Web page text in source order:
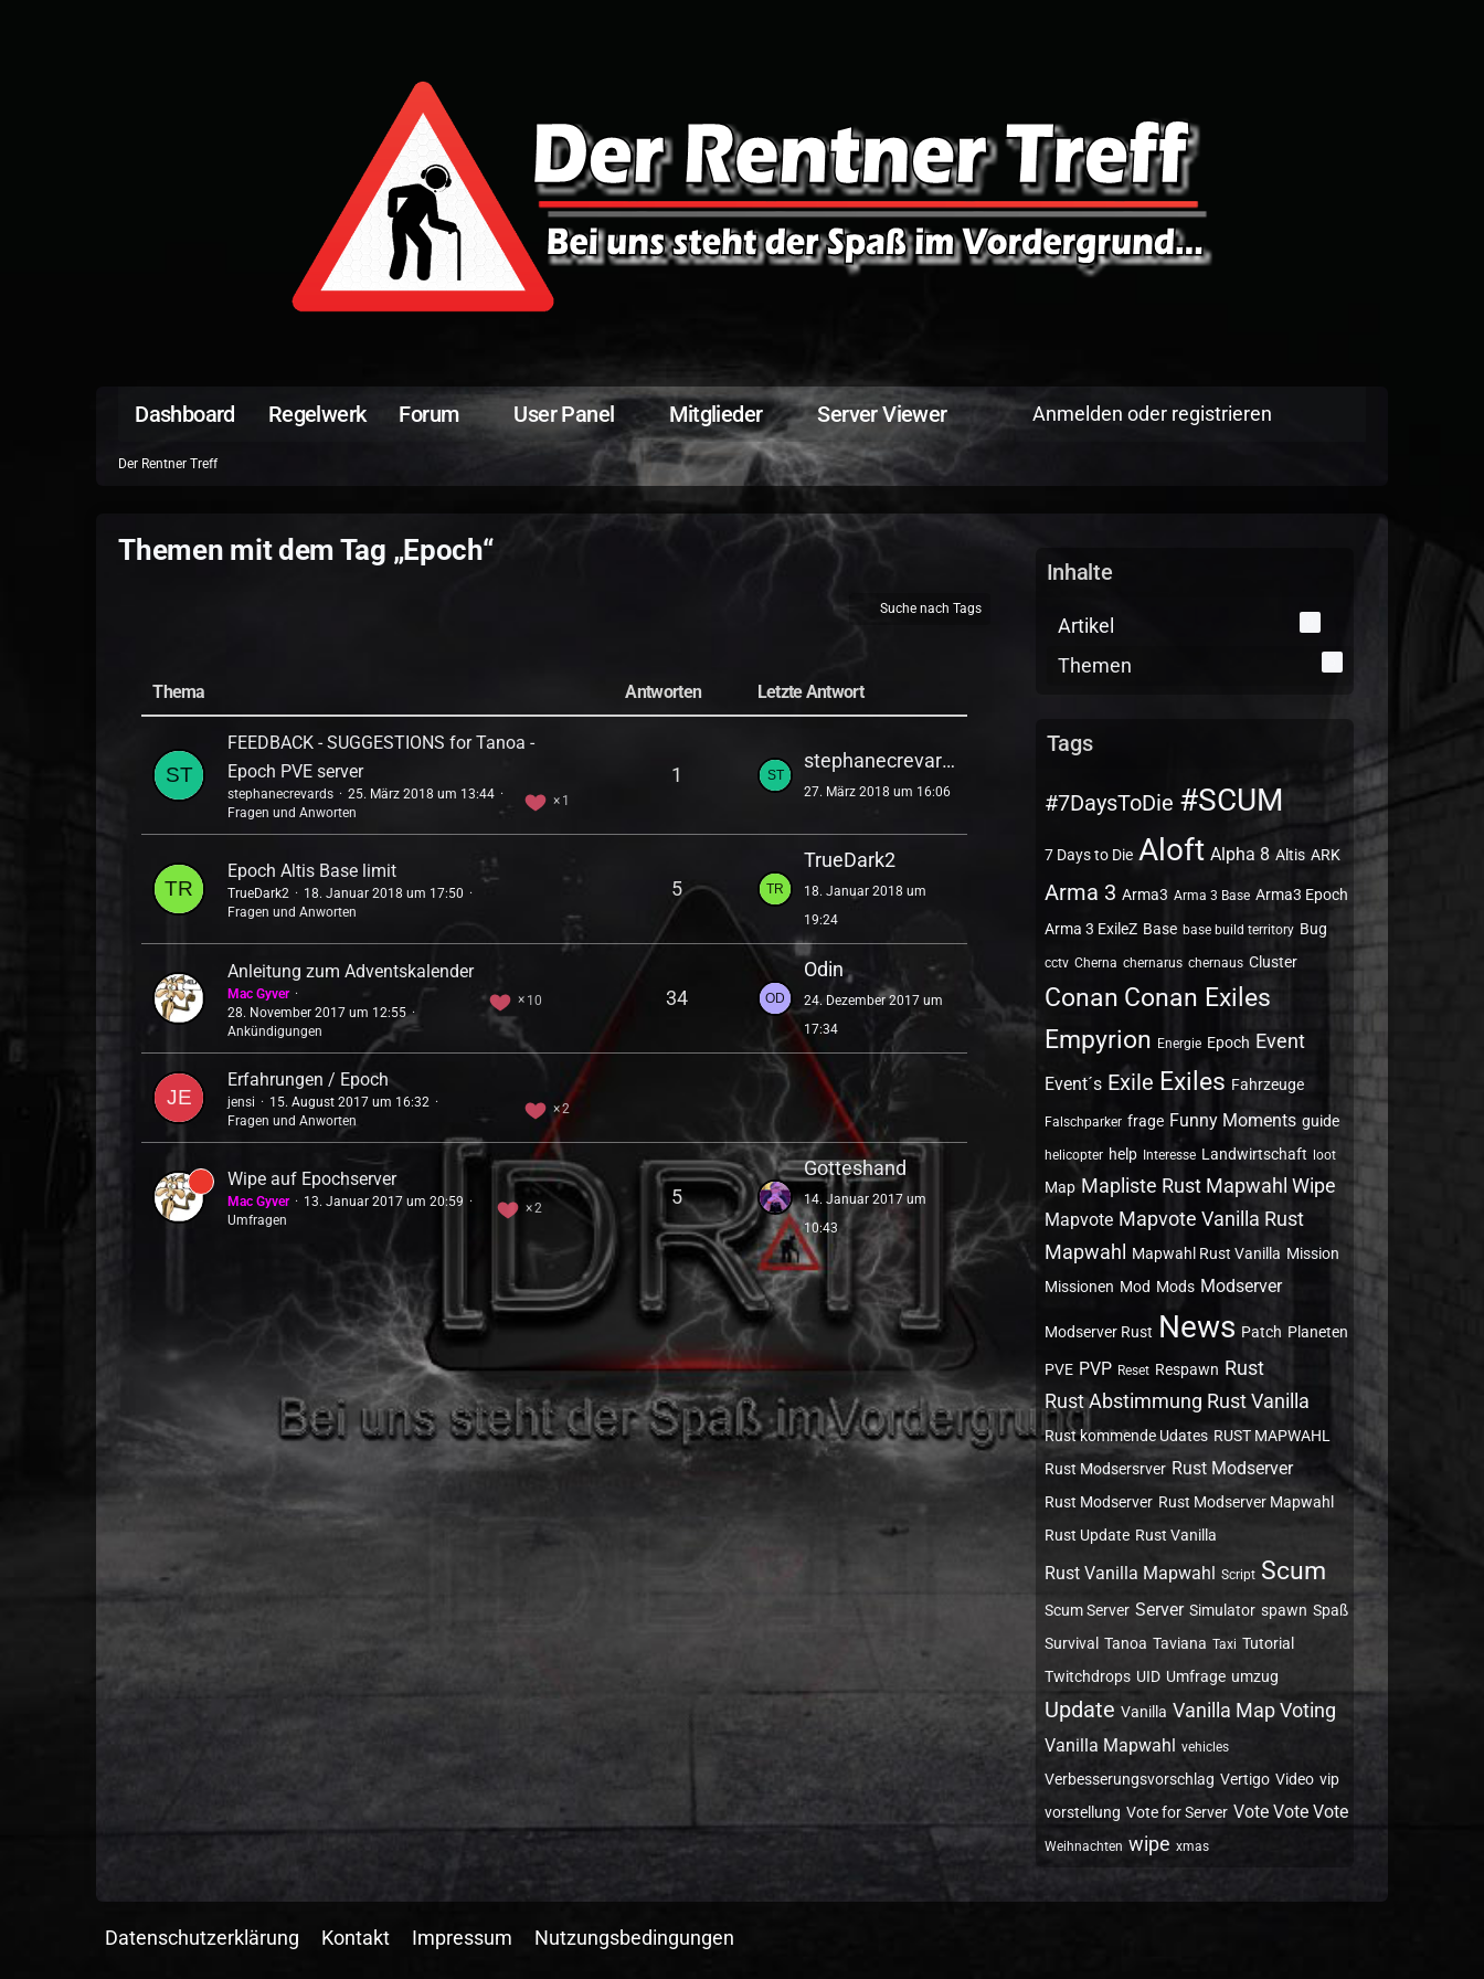
Dashboard Regelwerk Forum User Panel Mitglieder Server Viewer Anmelden oder registrieren
Der Rentner Treff
Themen mit dem Tag „Epoch“
Suche nach Tags
Thema Antworten Letzte Antwort
FEEDBACK - SUGGESTIONS for Tanoa -
Epoch PVE server
1
stephanecrevards
25. März 2018 um 13:44
Fragen und Anworten
1
stephanecrevards
27. März 2018 um 16:06
Epoch Altis Base limit
TrueDark2
18. Januar 2018 um 17:50
Fragen und Anworten
5
TrueDark2
18. Januar 2018 um
19:24
Anleitung zum Adventskalender
10
Mac Gyver
28. November 2017 um 12:55
Ankündigungen
34
Odin
24. Dezember 2017 um
17:34
Erfahrungen / Epoch
2
jensi
15. August 2017 um 16:32
Fragen und Anworten
Wipe auf Epochserver
2
Mac Gyver
13. Januar 2017 um 20:59
Umfragen
5
Gotteshand
14. Januar 2017 um
10:43
Inhalte
Artikel
Themen
Tags
#7DaysToDie #SCUM
7 Days to Die Aloft Alpha 8 Altis ARK
Arma 3 Arma3 Arma 3 Base Arma3 Epoch
Arma 3 ExileZ Base base build territory Bug
cctv Cherna chernarus chernaus Cluster
Conan Conan Exiles
Empyrion Energie Epoch Event
Event´s Exile Exiles Fahrzeuge
Falschparker frage Funny Moments guide
helicopter help Interesse Landwirtschaft loot
Map Mapliste Rust Mapwahl Wipe
Mapvote Mapvote Vanilla Rust
Mapwahl
Mapwahl Rust Vanilla Mission
Missionen Mod Mods Modserver
Modserver Rust News Patch Planeten
PVE PVP Reset Respawn Rust
Rust Abstimmung Rust Vanilla
Rust kommende Udates RUST MAPWAHL
Rust Modsersrver Rust Modserver
Rust Modserver Rust Modserver Mapwahl
Rust Update Rust Vanilla
Rust Vanilla Mapwahl Script Scum
Scum Server Server Simulator spawn Spaß
Survival Tanoa Taviana Taxi Tutorial
Twitchdrops UID Umfrage umzug
Update Vanilla Vanilla Map Voting
Vanilla Mapwahl vehicles
Verbesserungsvorschlag Vertigo Video vip
vorstellung Vote for Server Vote Vote Vote
Weihnachten wipe xmas
Datenschutzerklärung Kontakt Impressum Nutzungsbedingungen